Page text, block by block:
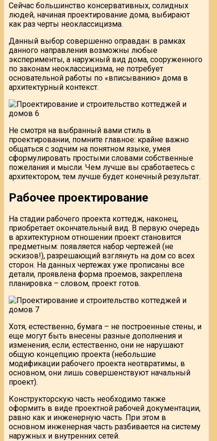
Сейчас большинство консервативных, солидных
людей, начиная проектирование дома, выбирают
как раз черты неоклассицизма.
Данный выбор совершенно оправдан: в рамках
данного направления возможны любые
эксперименты, а наружный вид дома, сооруженного
по законам неоклассицизма, не потребует
основательной работы по «вписыванию» дома в
архитектурный контекст.
Не смотря на выбранный вами стиль в
проектировании, помните главное: крайне важно
общаться с зодчим на понятном языке, умея
сформулировать простыми словами собственные
пожелания и мысли. Чем лучше вы сработаетесь с
архитектором, тем лучше будет конечный результат.
Рабочее проектирование
На стадии рабочего проекта коттедж, наконец,
приобретает окончательный вид. В первую очередь
в архитектурном отношении проект становится
предметным: появляется набор чертежей (не
эскизов!), разрешающий взглянуть на дом со всех
сторон. На данных чертежах уже прописаны все
детали, проявлена форма проемов, закреплена
планировка – словом, проект готов.
Хотя, естественно, бумага – не построенные стены, и
еще могут быть внесены разные дополнения и
изменения, если, естественно, они не нарушают
общую концепцию проекта (небольшие
модификации рабочего проекта неотвратимы, в
основном, они лишь совершенствуют начальный
проект).
Конструкторскую часть необходимо также
оформить в виде проектной рабочей документации,
равно как и инженерную часть. При этом в
основном инженерная часть разбивается на систему
наружных и внутренних сетей.